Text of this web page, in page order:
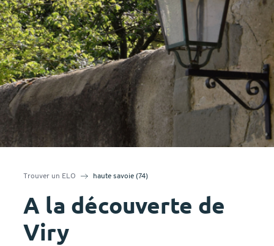
Trouver un ELO haute savoie (74)
A la découverte de
Viry